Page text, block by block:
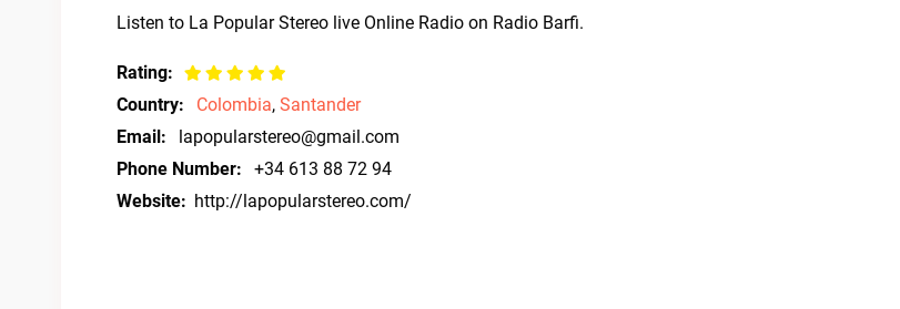
Listen to La Popular Stereo live Online Radio on Radio Barfi.
Rating:
Country:
Colombia, Santander
Email:
lapopularstereo@gmail.com
Phone Number:
+34 613 88 72 94
Website: http://lapopularstereo.com/